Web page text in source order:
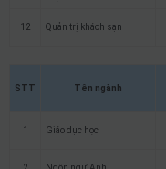
12 Quản trị khách sạn
STT Tên ngành
1 Giáo dục học